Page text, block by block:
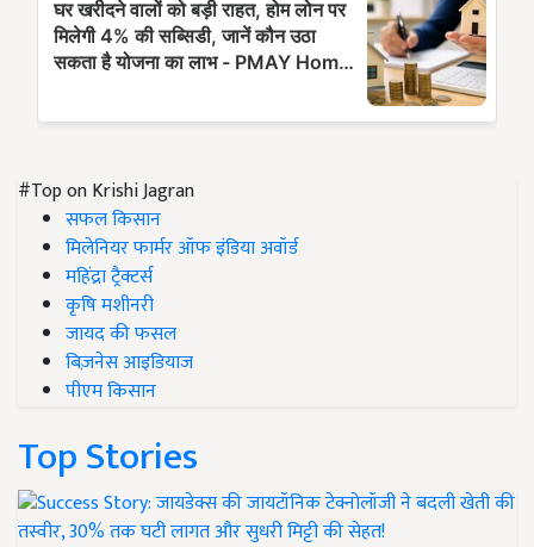
#Top on Krishi Jagran
सफल किसान
मिलेनियर फार्मर ऑफ इंडिया अवॉर्ड
महिंद्रा ट्रैक्टर्स
कृषि मशीनरी
जायद की फसल
बिज़नेस आइडियाज
पीएम किसान
Top Stories